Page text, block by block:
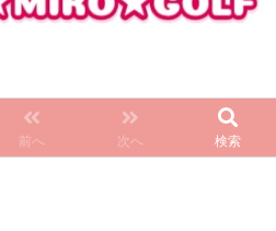
前へ 次へ 検索